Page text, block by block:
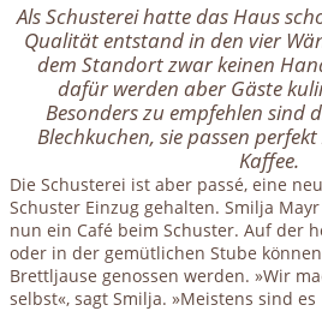
Als Schusterei hatte das Haus
Qualität entstand in den vier
dem Standort zwar keinen
dafür werden aber Gäste
Besonders zu empfehlen sind
Blechkuchen, sie passen
Kaffee.
Die Schusterei ist aber passé, eine
Schuster Einzug gehalten. Smilja
nun ein Café beim Schuster. Auf der
oder in der gemütlichen Stube
Brettljause genossen werden. »Wir
selbst«, sagt Smilja. »Meistens sind es